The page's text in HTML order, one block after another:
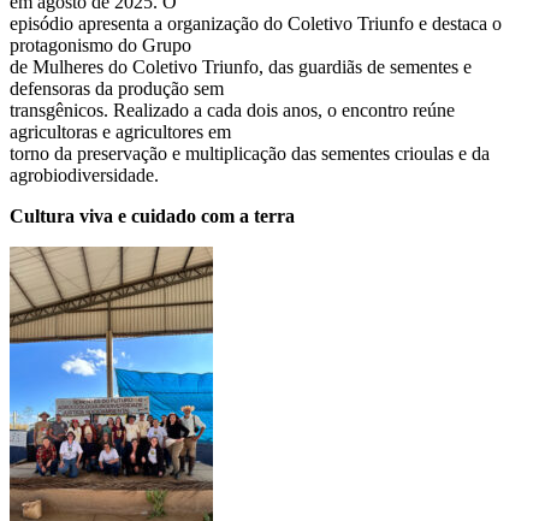
episódio apresenta a organização do Coletivo Triunfo e destaca o
protagonismo do Grupo
de Mulheres do Coletivo Triunfo, das guardiãs de sementes e
defensoras da produção sem
transgênicos. Realizado a cada dois anos, o encontro reúne
agricultoras e agricultores em
torno da preservação e multiplicação das sementes crioulas e da
agrobiodiversidade.
Cultura viva e cuidado com a terra